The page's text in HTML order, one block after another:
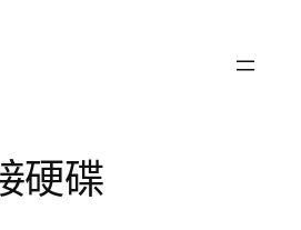
硬碟